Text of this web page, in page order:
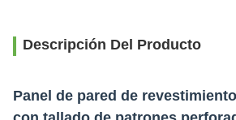
Descripción Del Producto
Panel de pared de